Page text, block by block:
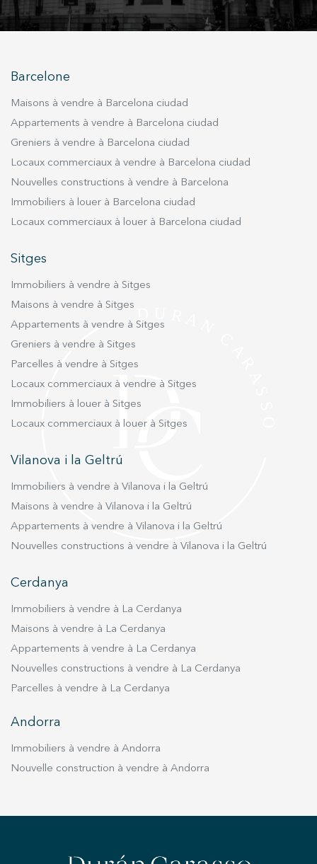
réparti en quatre chambres, toutes avec
placards intégrés, trois salles de bains
ouvert avec un lit double, des canapés, un coin
lecture et une télévision, offrant une
maison est vendue entièrement meublée, avec
électroménagers inclus, cheminée, système
d’alarme, connexion wifi par fibre optique et une
buanderie équipée avec machine à laver et
sèche-linge. De plus, elle dispose d’une place
de parking privée avec accès direct à la maison.
Barcelone
Maisons à vendre à Barcelona ciudad
Appartements à vendre à Barcelona ciudad
Greniers à vendre à Barcelona ciudad
Locaux commerciaux à vendre à Barcelona ciudad
Nouvelles constructions à vendre à Barcelona
Immobiliers à louer à Barcelona ciudad
Locaux commerciaux à louer à Barcelona ciudad
Sitges
Immobiliers à vendre à Sitges
Maisons à vendre à Sitges
Appartements à vendre à Sitges
Greniers à vendre à Sitges
Parcelles à vendre à Sitges
Locaux commerciaux à vendre à Sitges
Immobiliers à louer à Sitges
Locaux commerciaux à louer à Sitges
Vilanova i la Geltrú
Immobiliers à vendre à Vilanova i la Geltrú
Maisons à vendre à Vilanova i la Geltrú
Appartements à vendre à Vilanova i la Geltrú
Nouvelles constructions à vendre à Vilanova i la Geltrú
Cerdanya
Immobiliers à vendre à La Cerdanya
Maisons à vendre à La Cerdanya
Appartements à vendre à La Cerdanya
Nouvelles constructions à vendre à La Cerdanya
Parcelles à vendre à La Cerdanya
Andorra
Immobiliers à vendre à Andorra
Nouvelle construction à vendre à Andorra